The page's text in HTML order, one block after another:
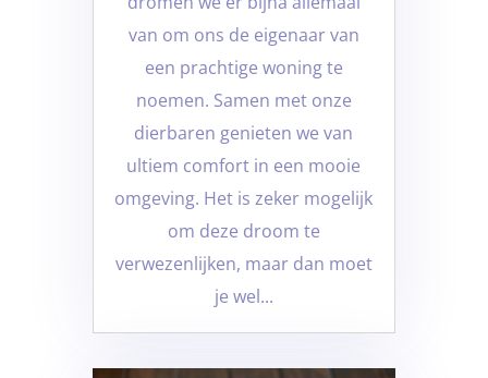
van om ons de eigenaar van
een prachtige woning te
noemen. Samen met onze
dierbaren genieten we van
ultiem comfort in een mooie
omgeving. Het is zeker mogelijk
om deze droom te
verwezenlijken, maar dan moet
je wel...